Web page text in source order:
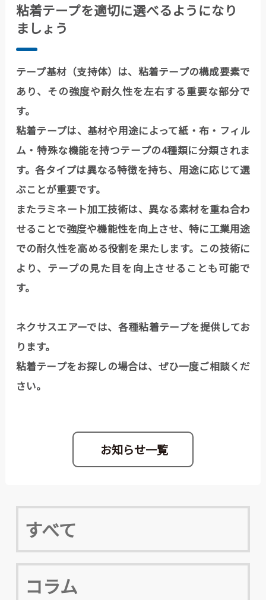
すべて
コラム
粘着テープを適切に選べるようになり
ましょう
テープ基材（支持体）は、粘着テープの構成要素で
あり、その強度や耐久性を左右する重要な部分で
す。
粘着テープは、基材や用途によって紙・布・フィル
ム・特殊な機能を持つテープの4種類に分類されま
す。各タイプは異なる特徴を持ち、用途に応じて選
ぶことが重要です。
またラミネート加工技術は、異なる素材を重ね合わ
せることで強度や機能性を向上させ、特に工業用途
での耐久性を高める役割を果たします。この技術に
より、テープの見た目を向上させることも可能で
す。
ネクサスエアーでは、各種粘着テープを提供してお
ります。
粘着テープをお探しの場合は、ぜひ一度ご相談くだ
さい。
お知らせ一覧